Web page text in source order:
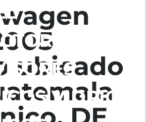
VIDRIOS
ubicado